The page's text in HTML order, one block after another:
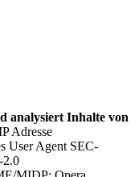
analysiert Inhalte von
Adresse
User Agent SEC-
2.0